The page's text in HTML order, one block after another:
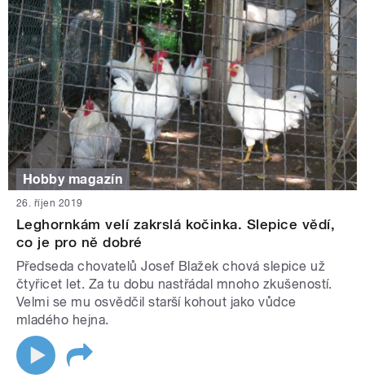
Hobby magazín
26. říjen 2019
Leghornkám velí zakrslá kočinka. Slepice vědí,
co je pro ně dobré
Předseda chovatelů Josef Blažek chová slepice už
čtyřicet let. Za tu dobu nastřádal mnoho zkušeností.
Velmi se mu osvědčil starší kohout jako vůdce
mladého hejna.